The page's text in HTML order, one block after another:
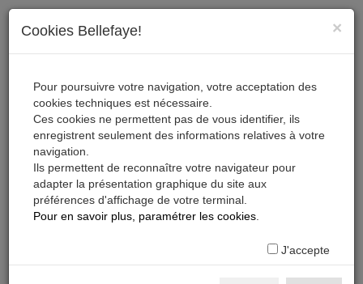
S'inscrire, télécharger,
×
Cookies Bellefaye!
Pour poursuivre votre navigation, votre acceptation des
cookies techniques est nécessaire.
Ces cookies ne permettent pas de vous identifier, ils
enregistrent seulement des informations relatives à votre
navigation.
Ils permettent de reconnaître votre navigateur pour
adapter la présentation graphique du site aux
préférences d'affichage de votre terminal.
Pour en savoir plus, paramétrer les cookies
J'accepte